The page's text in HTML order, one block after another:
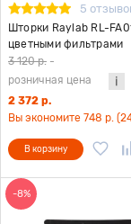
5
Шторки Raylab RL-
цветными фильтрами
3 120 р. -
розничная цена
2 372 р.
Вы экономите 748 р.
В корзину
-8%